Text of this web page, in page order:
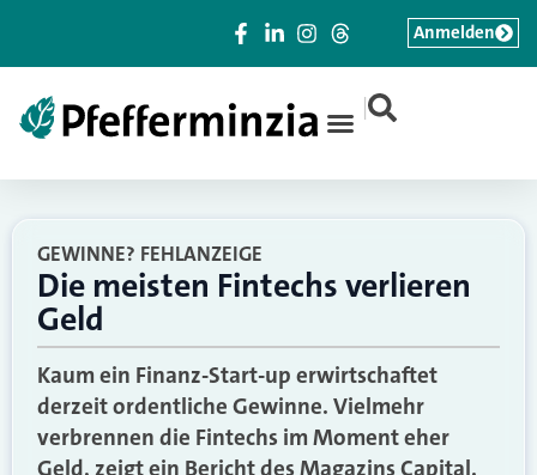
|
Anmelden
GEWINNE? FEHLANZEIGE
Die meisten Fintechs verlieren
Geld
Kaum ein Finanz-Start-up erwirtschaftet
derzeit ordentliche Gewinne. Vielmehr
verbrennen die Fintechs im Moment eher
Geld, zeigt ein Bericht des Magazins Capital.